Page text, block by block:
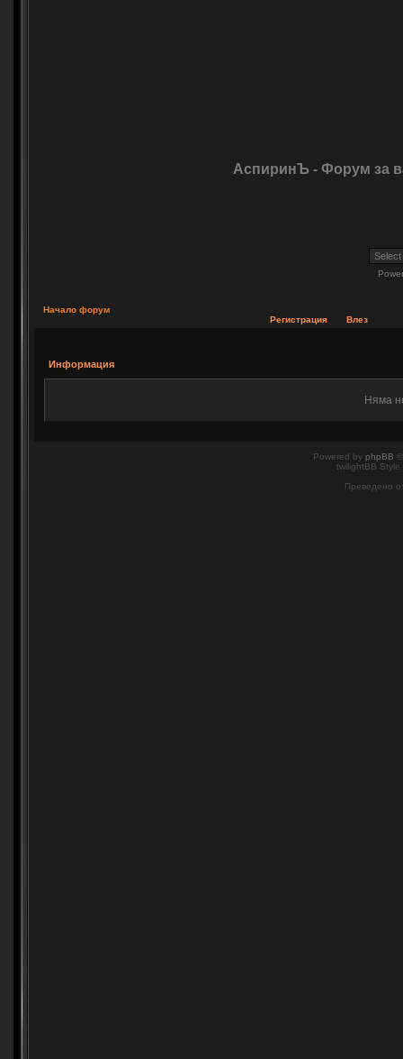
АспиринЪ - Форум за
Начало форум
Регистрация
Влез
Информация
Няма
Powered by phpBB
twilightBB
Преведено